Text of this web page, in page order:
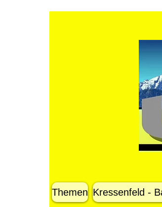
Themen Kressenfeld -